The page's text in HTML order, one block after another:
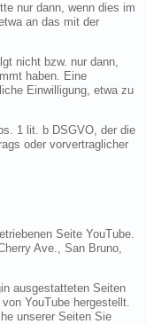
nur dann, wenn dies im
an das mit der
nicht bzw. nur dann,
haben. Eine
Einwilligung, etwa zu
1 lit. b DSGVO, der die
oder vorvertraglicher
Seite YouTube.
Ave., San Bruno,
ausgestatteten Seiten
YouTube hergestellt.
unserer Seiten Sie